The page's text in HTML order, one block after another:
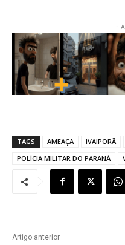
-
TAGS AMEAÇA IVAIPORÃ
POLÍCIA MILITAR DO PARANÁ
Artigo anterior